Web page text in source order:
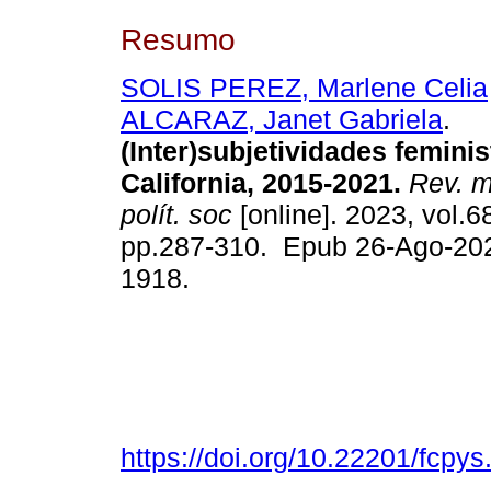
Resumo
SOLIS PEREZ, Marlene Celia
ALCARAZ, Janet Gabriela.
(Inter)subjetividades
California, 2015-2021. Rev.
polít. soc [online]. 2023,
pp.287-310. Epub 26-Ago-
1918.
https://doi.org/10.22201/